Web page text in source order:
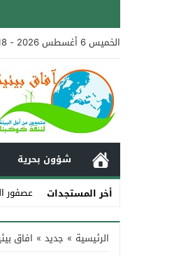
الخميس 6 أغسطس 2026 - 15:18 مساءً
شؤون بحرية
أخر المستجدات
عصفور
Stop
الرئيسية » جديد » افاق